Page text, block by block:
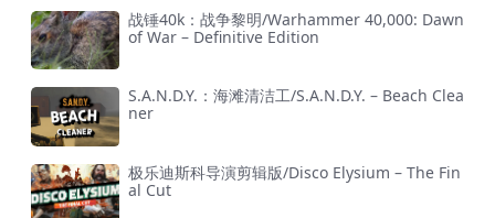
战锤40k：战争黎明/Warhammer 40,000: Dawn
of War – Definitive Edition
S.A.N.D.Y.：海滩清洁工/S.A.N.D.Y. – Beach Clea
ner
极乐迪斯科导演剪辑版/Disco Elysium – The Fin
al Cut